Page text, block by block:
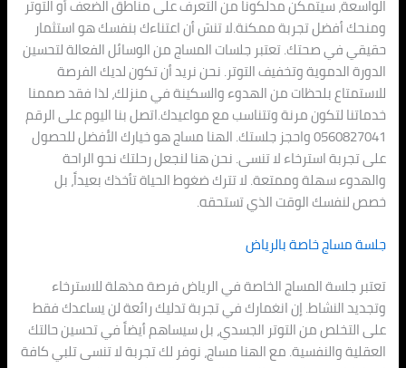
الواسعة، سيتمكن مدلكونا من التعرف على مناطق الضعف أو التوتر
ومنحك أفضل تجربة ممكنة.لا تنسَ أن اعتناءك بنفسك هو استثمار
حقيقي في صحتك. تعتبر جلسات المساج من الوسائل الفعالة لتحسين
الدورة الدموية وتخفيف التوتر. نحن نريد أن تكون لديك الفرصة
للاستمتاع بلحظات من الهدوء والسكينة في منزلك، لذا فقد صممنا
خدماتنا لتكون مرنة وتتناسب مع مواعيدك.اتصل بنا اليوم على الرقم
0560827041 واحجز جلستك. الهنا مساج هو خيارك الأفضل للحصول
على تجربة استرخاء لا تنسى. نحن هنا لنجعل رحلتك نحو الراحة
والهدوء سهلة وممتعة. لا تترك ضغوط الحياة تأخذك بعيداً، بل
خصص لنفسك الوقت الذي تستحقه.
جلسة مساج خاصة بالرياض
تعتبر جلسة المساج الخاصة في الرياض فرصة مذهلة للاسترخاء
وتجديد النشاط. إن انغمارك في تجربة تدليك رائعة لن يساعدك فقط
على التخلص من التوتر الجسدي، بل سيساهم أيضاً في تحسين حالتك
العقلية والنفسية. مع الهنا مساج، نوفر لك تجربة لا تنسى تلبي كافة